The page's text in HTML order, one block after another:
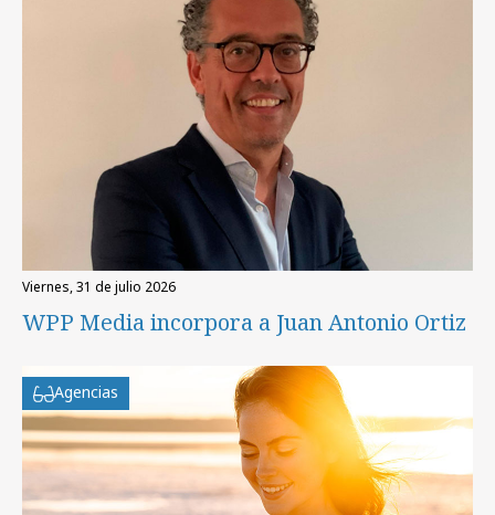
viernes, 31 de julio 2026
WPP Media incorpora a Juan Antonio Ortiz
Agencias